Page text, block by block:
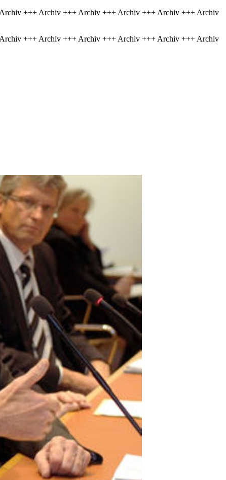
+++ Archiv +++ Archiv +++ Archiv +++ Archiv +++ Archiv
+++ Archiv +++ Archiv +++ Archiv +++ Archiv +++ Archiv